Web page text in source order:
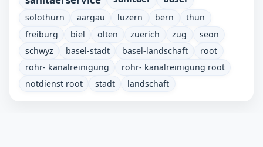
solothurn aargau luzern bern
thun
freiburg
biel olten zuerich zug
seon
schwyz
basel-stadt basel-landschaft
root
rohr- kanalreinigung
rohr- kanalreinigung root
notdienst root
stadt landschaft